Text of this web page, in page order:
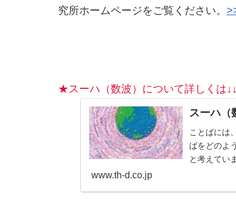
究所ホームページをご覧ください。
★スーハ（数波）について詳しくは
スーハ（
ことばには
ばをどのよ
と考えてい
www.th-d.co.jp